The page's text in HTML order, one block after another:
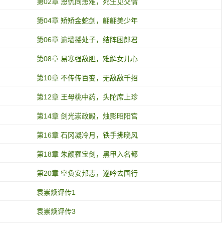
第04章 矫矫金蛇剑，翩翩美少年
第06章 逾墙搂处子，结阵困郎君
第08章 易寒强敌胆，难解女儿心
第10章 不传传百变，无敌敌千招
第12章 王母桃中药，头陀席上珍
第14章 剑光崇政殿，烛影昭阳宫
第16章 石冈凝冷月，铁手拂晓风
第18章 朱颜罹宝剑，黑甲入名都
第20章 空负安邦志，遂吟去国行
袁崇焕评传1
袁崇焕评传3